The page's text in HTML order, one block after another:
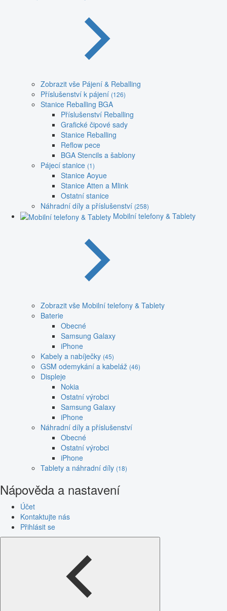
Zobrazit vše Pájení & Reballing
Příslušenství k pájení (126)
Stanice Reballing BGA
Příslušenství Reballing
Grafické čipové sady
Stanice Reballing
Reflow pece
BGA Stencils a šablony
Pájecí stanice (1)
Stanice Aoyue
Stanice Atten a Mlink
Ostatní stanice
Náhradní díly a příslušenství (258)
Mobilní telefony & Tablety
Zobrazit vše Mobilní telefony & Tablety
Baterie
Obecné
Samsung Galaxy
iPhone
Kabely a nabíječky (45)
GSM odemykání a kabeláž (46)
Displeje
Nokia
Ostatní výrobci
Samsung Galaxy
iPhone
Náhradní díly a příslušenství
Obecné
Ostatní výrobci
iPhone
Tablety a náhradní díly (18)
Nápověda a nastavení
Účet
Kontaktujte nás
Přihlásit se